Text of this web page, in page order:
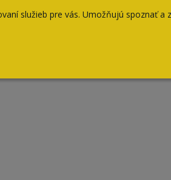
služieb pre vás. Umožňujú spoznať a